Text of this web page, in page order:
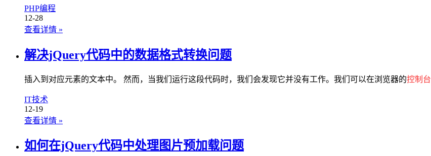
PHP编程
12-28
查看详情 »
解决jQuery代码中的数据格式转换问题
插入到对应元素的文本中。 然而，当我们运行这段代码时，我们会发现它并没有工作。我们可以在浏览器的控制台
IT技术
12-19
查看详情 »
如何在jQuery代码中处理图片预加载问题